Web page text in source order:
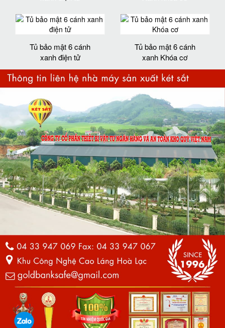
Tủ bảo mật 6 cánh
xanh điện tử
Tủ bảo mật 6 cánh
xanh Khóa cơ